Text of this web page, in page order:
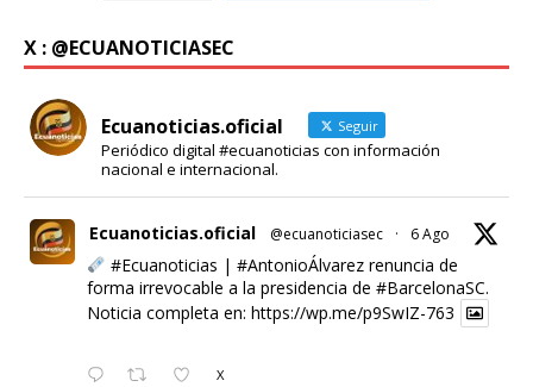
X : @ECUANOTICIASEC
Ecuanoticias.oficial Seguir
Periódico digital #ecuanoticias con información
nacional e internacional.
Ecuanoticias.oficial @ecuanoticiasec · 6 Ago
#Ecuanoticias | #AntonioÁlvarezrenuncia de
forma irrevocable a la presidencia de #BarcelonaSC.
Noticia completa en: https://wp.me/p9SwIZ-763
X